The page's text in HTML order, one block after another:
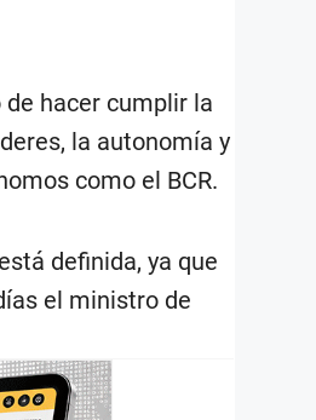
hacer cumplir la
la autonomía y
como el BCR.
definida, ya que
el ministro de